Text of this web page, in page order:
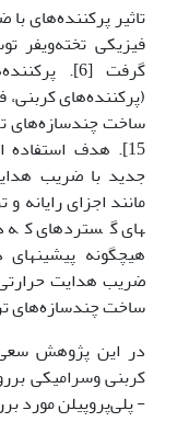
تاثیر پرکننده‌های
فیزیکی تخته‌ویفر
گرفت [6].
(پرکننده‌های
15]. هدف
جدید با ضریب
مانند اجزای رایانه
های گسترده­ای
هیچگونه پیشینه­ای
ضریب هدایت
ساخت چندسازه‌های
در این پژوهش
کربنی وسرامیکی بر
- پلی‌پروپیلن مورد